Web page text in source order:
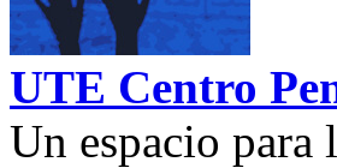
UTE Centro
Un espacio para